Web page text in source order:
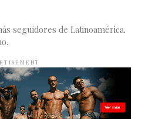
seguidores de Latinoamérica.